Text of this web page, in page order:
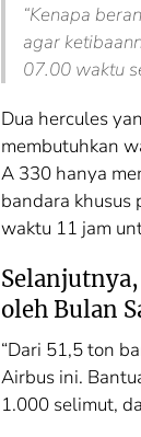
“Kenapa
agar
07.00 waktu
Dua hercules
membutuhkan
A 330 hanya
bandara khusus
waktu 11 jam
oleh Bulan
“Dari 51,5 ton
Airbus ini.
1.000 selimut,